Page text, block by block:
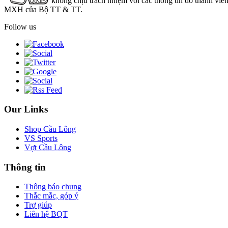
MXH của Bộ TT & TT.
Follow us
Our Links
Shop Cầu Lông
VS Sports
Vợt Cầu Lông
Thông tin
Thông báo chung
Thắc mắc, góp ý
Trợ giúp
Liên hệ BQT